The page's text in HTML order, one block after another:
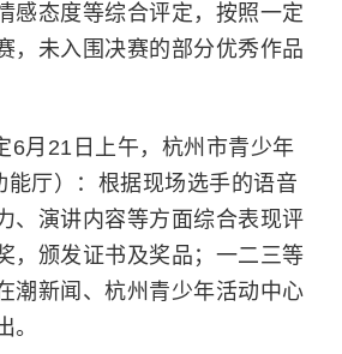
感态度等综合评定，按照一定
，未入围决赛的部分优秀作品
6月21日上午，杭州市青少年
能厅）：根据现场选手的语音
、演讲内容等方面综合表现评
，颁发证书及奖品；一二三等
潮新闻、杭州青少年活动中心
。